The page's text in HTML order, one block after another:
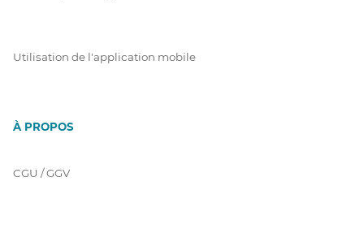
Utilisation de l'application mobile
À PROPOS
CGU / GGV